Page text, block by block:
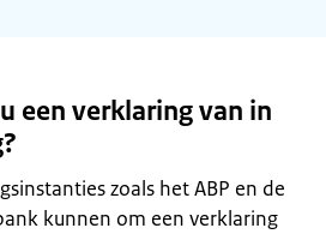
een verklaring van in
zoals het ABP en de
kunnen om een verklaring